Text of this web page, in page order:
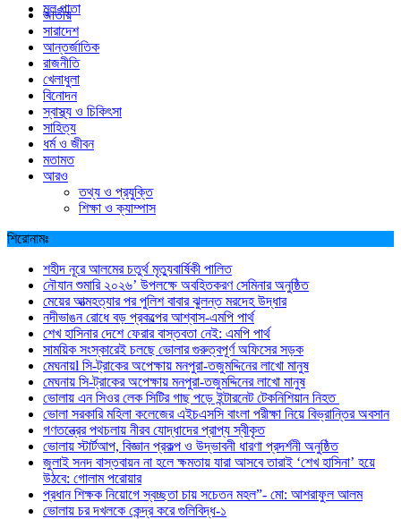
মুল পাতা
জাতীয়
সারাদেশ
আন্তর্জাতিক
রাজনীতি
খেলাধুলা
বিনোদন
স্বাস্থ্য ও চিকিৎসা
সাহিত্য
ধর্ম ও জীবন
মতামত
আরও
তথ্য ও প্রযুক্তি
শিক্ষা ও ক্যাম্পাস
শিরোনামঃ
শহীদ নূরে আলমের চতুর্থ মৃত্যুবার্ষিকী পালিত
নৌযান শুমারি ২০২৬’ উপলক্ষে অবহিতকরণ সেমিনার অনুষ্ঠিত
মেয়ের আত্মহত্যার পর পুলিশ বাবার ঝুলন্ত মরদেহ উদ্ধার
নদীভাঙন রোধে বড় প্রকল্পের আশ্বাস-এমপি পার্থ
শেখ হাসিনার দেশে ফেরার বাস্তবতা নেই: এমপি পার্থ
সাময়িক সংস্কারেই চলছে ভোলার গুরুত্বপূর্ণ অফিসের সড়ক
মেঘনায়l সি-ট্রাকের অপেক্ষায় মনপুরা-তজুমদ্দিনের লাখো মানুষ
মেঘনায় সি-ট্রাকের অপেক্ষায় মনপুরা-তজুমদ্দিনের লাখো মানুষ
ভোলায় এন সিওর লেক সিটির গাছ পড়ে ইন্টারনেট টেকনিশিয়ান নিহত
ভোলা সরকারি মহিলা কলেজের এইচএসসি বাংলা পরীক্ষা নিয়ে বিভ্রান্তির অবসান
গণতন্ত্রের পথচলায় নীরব যোদ্ধাদের প্রাপ্য স্বীকৃত
ভোলায় স্টার্টআপ, বিজ্ঞান প্রকল্প ও উদ্ভাবনী ধারণা প্রদর্শনী অনুষ্ঠিত
জুলাই সনদ বাস্তবায়ন না হলে ক্ষমতায় যারা আসবে তারাই ‘শেখ হাসিনা’ হয়ে
উঠবে: গোলাম পরোয়ার
প্রধান শিক্ষক নিয়োগে স্বচ্ছতা চায় সচেতন মহল”- মো: আশরাফুল আলম
ভোলায় চর দখলকে কেন্দ্র করে গুলিবিদ্ধ-১